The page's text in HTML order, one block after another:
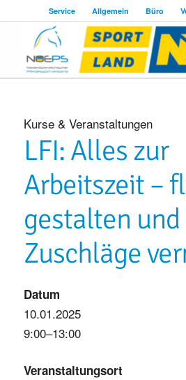
Service Allgemein Büro
Kurse & Veranstaltungen
LFI: Alles zur
Arbeitszeit –
gestalten und
Zuschläge
Datum
10.01.2025
9:00–13:00
Veranstaltungsort